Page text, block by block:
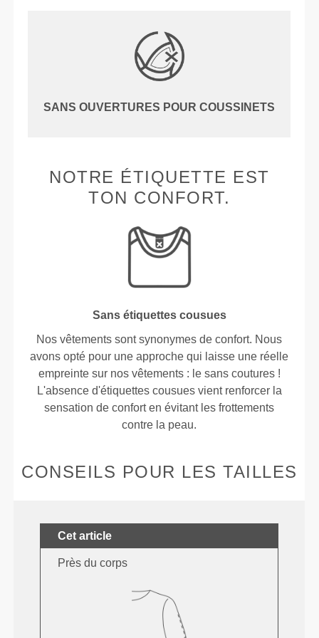
SANS OUVERTURES POUR COUSSINETS
NOTRE ÉTIQUETTE EST
TON CONFORT.
Sans étiquettes cousues
Nos vêtements sont synonymes de confort. Nous
avons opté pour une approche qui laisse une réelle
empreinte sur nos vêtements : le sans coutures !
L'absence d'étiquettes cousues vient renforcer la
sensation de confort en évitant les frottements
contre la peau.
CONSEILS POUR LES TAILLES
Cet article
Près du corps